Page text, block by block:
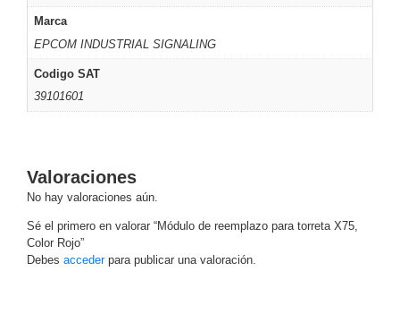
/ Eyeball /
y
Hemisféricas
Motorizado
Network
-
PinholeProfesionales
-
CajaPTZ
/ 4G /
Marca
EPCOM INDUSTRIAL SIGNALING
Codigo SAT
39101601
Valoraciones
No hay valoraciones aún.
Sé el primero en valorar “Módulo de reemplazo para torreta X75,
Color Rojo”
Debes accederpara publicar una valoración.